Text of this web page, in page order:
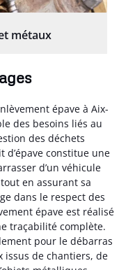
métaux
épave à Aix-
des besoins liés au
des déchets
d’épave constitue une
d’un véhicule
en assurant sa
dans le respect des
épave est réalisé
traçabilité complète.
pour le débarras
issus de chantiers, de